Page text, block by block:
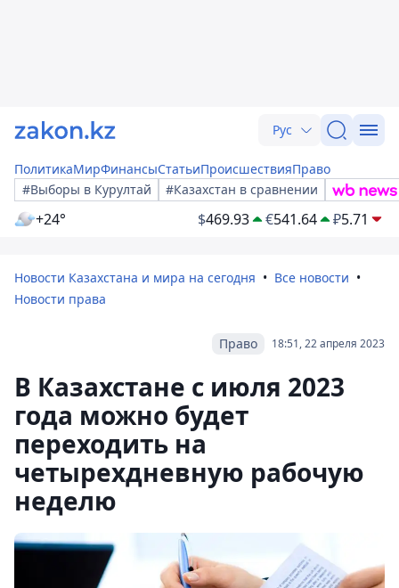
Рус
ПолитикаМирФинансыСтатьиПроисшествияПраво
#Выборы в Курултай
#Казахстан в сравнении
+24° $469.93 €541.64 ₽5.71
Новости Казахстана и мира на сегодня
Все новости
Новости права
18:51, 22 апреля 2023
Право
В Казахстане с июля 2023
года можно будет
переходить на
четырехдневную рабочую
неделю